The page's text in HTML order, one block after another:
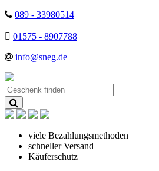
089 - 33980514
01575 - 8907788
info@sneg.de
viele Bezahlungsmethoden
schneller Versand
Käuferschutz